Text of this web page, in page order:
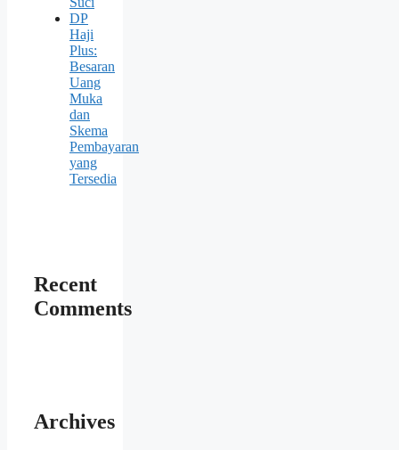
DP
Haji
Plus:
Besaran
Uang
Muka
dan
Skema
Pembayaran
yang
Tersedia
Recent
Comments
Archives